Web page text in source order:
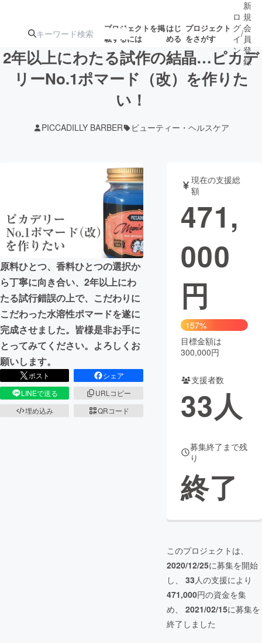
プロジェクトを掲
載するには
はじ
める
プロジェクト
をさがす
注目の新着プロ
テクノロジー・ガジェット
映像・映画 書籍・雑誌
ビジネス・起業 チャレンジ
まちづくり・地域活性化
CAMPFIRE for Social Good
CAMPFIRE Creation
CAMPFIREふるさと納税
コミュニティ
ロ
グ
イ
ン
/
新
規
会
員
登
録
2年以上にわたる試作の結晶…ピカデ
リーNo.1ポマード（改）を作りた
い！
PICCADILLY BARBER ビューティー・ヘルスケア
原料ひとつ、香料ひとつの選択か
ら丁寧に向き合い、2年以上にわ
たる試行錯誤の上で、こだわりに
こだわった水溶性ポマードを遂に
完成させました。皆様是非お手に
とってみてください。よろしくお
願いします。
ポスト
シェア
LINEで送る
URLコピー
埋め込み
QRコード
現在の支援総
額
471,
000
円
157%
目標金額は
300,000円
支援者数
33人
募集終了まで残
り
終了
このプロジェクトは、
2020/12/25に募集を開始
し、 33人の支援により
471,000円の資金を集
め、 2021/02/15に募集を
終了しました